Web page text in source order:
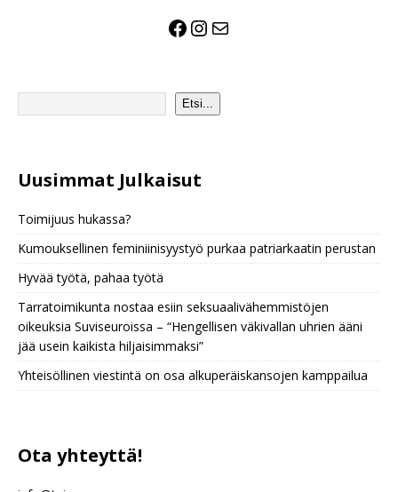
Etsi...
Uusimmat Julkaisut
Toimijuus hukassa?
Kumouksellinen feminiinisyystyö purkaa patriarkaatin perustan
Hyvää työtä, pahaa työtä
Tarratoimikunta nostaa esiin seksuaalivähemmistöjen
oikeuksia Suviseuroissa – “Hengellisen väkivallan uhrien ääni
jää usein kaikista hiljaisimmaksi”
Yhteisöllinen viestintä on osa alkuperäiskansojen kamppailua
Ota yhteyttä!